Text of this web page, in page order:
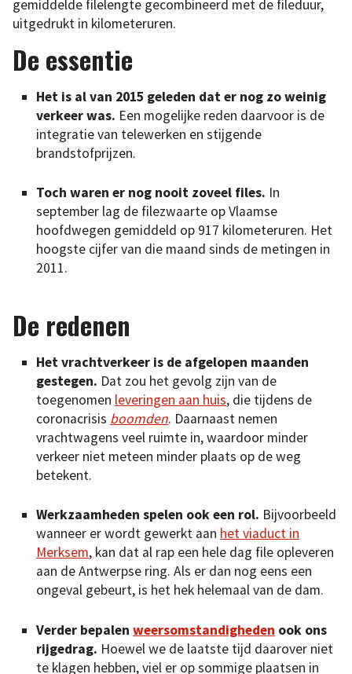
gemiddelde filelengte gecombineerd met de fileduur,
uitgedrukt in kilometeruren.
De essentie
Het is al van 2015 geleden dat er nog zo weinig
verkeer was. Een mogelijke reden daarvoor is de
integratie van telewerken en stijgende
brandstofprijzen.
Toch waren er nog nooit zoveel files. In
september lag de filezwaarte op Vlaamse
hoofdwegen gemiddeld op 917 kilometeruren. Het
hoogste cijfer van die maand sinds de metingen in
2011.
De redenen
Het vrachtverkeer is de afgelopen maanden
gestegen. Dat zou het gevolg zijn van de
toegenomen leveringen aan huis, die tijdens de
coronacrisis boomden. Daarnaast nemen
vrachtwagens veel ruimte in, waardoor minder
verkeer niet meteen minder plaats op de weg
betekent.
Werkzaamheden spelen ook een rol. Bijvoorbeeld
wanneer er wordt gewerkt aan het viaduct in
Merksem, kan dat al rap een hele dag file opleveren
aan de Antwerpse ring. Als er dan nog eens een
ongeval gebeurt, is het hek helemaal van de dam.
Verder bepalen weersomstandigheden ook ons
rijgedrag. Hoewel we de laatste tijd daarover niet
te klagen hebben, viel er op sommige plaatsen in